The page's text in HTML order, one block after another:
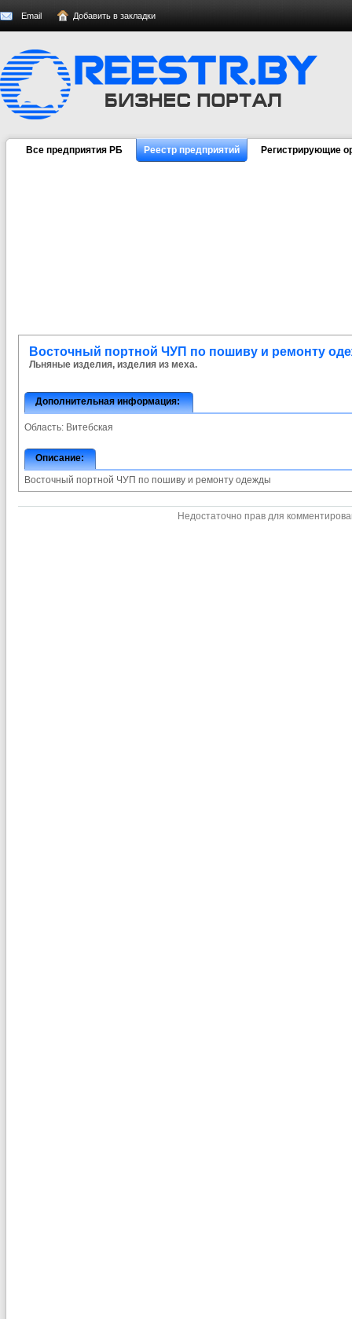
Email Добавить в закладки
Все предприятия РБ Реестр предприятий Регистрирующие
Восточный портной ЧУП по пошиву и ремонту
Льняные изделия, изделия из меха.
Дополнительная информация:
Область: Витебская
Описание:
Восточный портной ЧУП по пошиву и ремонту одежды
Недостаточно прав для